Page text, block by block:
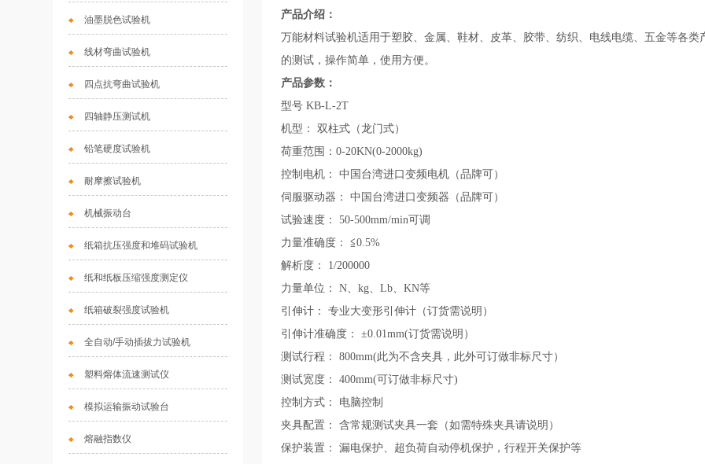
油墨脱色试验机
线材弯曲试验机
四点抗弯曲试验机
四轴静压测试机
铅笔硬度试验机
耐摩擦试验机
机械振动台
纸箱抗压强度和堆码试验机
纸和纸板压缩强度测定仪
纸箱破裂强度试验机
全自动/手动插拔力试验机
塑料熔体流速测试仪
模拟运输振动试验台
熔融指数仪
产品介绍：
万能材料试验机适用于塑胶、金属、鞋材、皮革、胶带、纺织、电线电缆、五金等各
的测试，操作简单，使用方便。
产品参数：
型号 KB-L-2T
机型： 双柱式（龙门式）
荷重范围：0-20KN(0-2000kg)
控制电机： 中国台湾进口变频电机（品牌可）
伺服驱动器： 中国台湾进口变频器（品牌可）
试验速度： 50-500mm/min可调
力量准确度： ≦0.5%
解析度： 1/200000
力量单位： N、kg、Lb、KN等
引伸计： 专业大变形引伸计（订货需说明）
引伸计准确度： ±0.01mm(订货需说明）
测试行程： 800mm(此为不含夹具，此外可订做非标尺寸）
测试宽度： 400mm(可订做非标尺寸)
控制方式： 电脑控制
夹具配置： 含常规测试夹具一套（如需特殊夹具请说明）
保护装置： 漏电保护、超负荷自动停机保护，行程开关保护等